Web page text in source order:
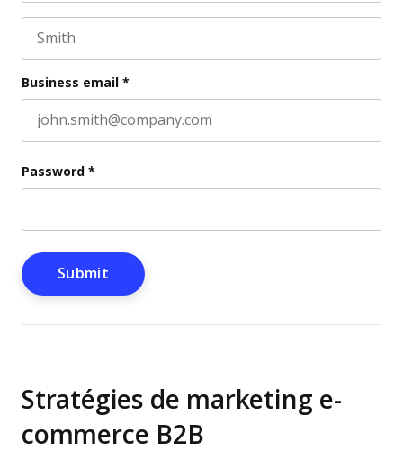
This field is for validation purposes and should be
Business email *
Password *
Stratégies de marketing e-
commerce B2B